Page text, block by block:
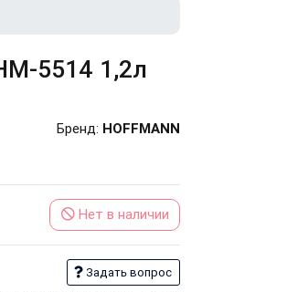
5514 1,2л
Бренд: HOFFMANN
Нет в наличии
Задать вопрос